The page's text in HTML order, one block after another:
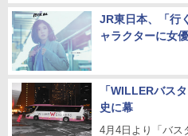
JR東日本、「行
ャラクターに女
「WILLERバス
史に幕
4月4日より「バス